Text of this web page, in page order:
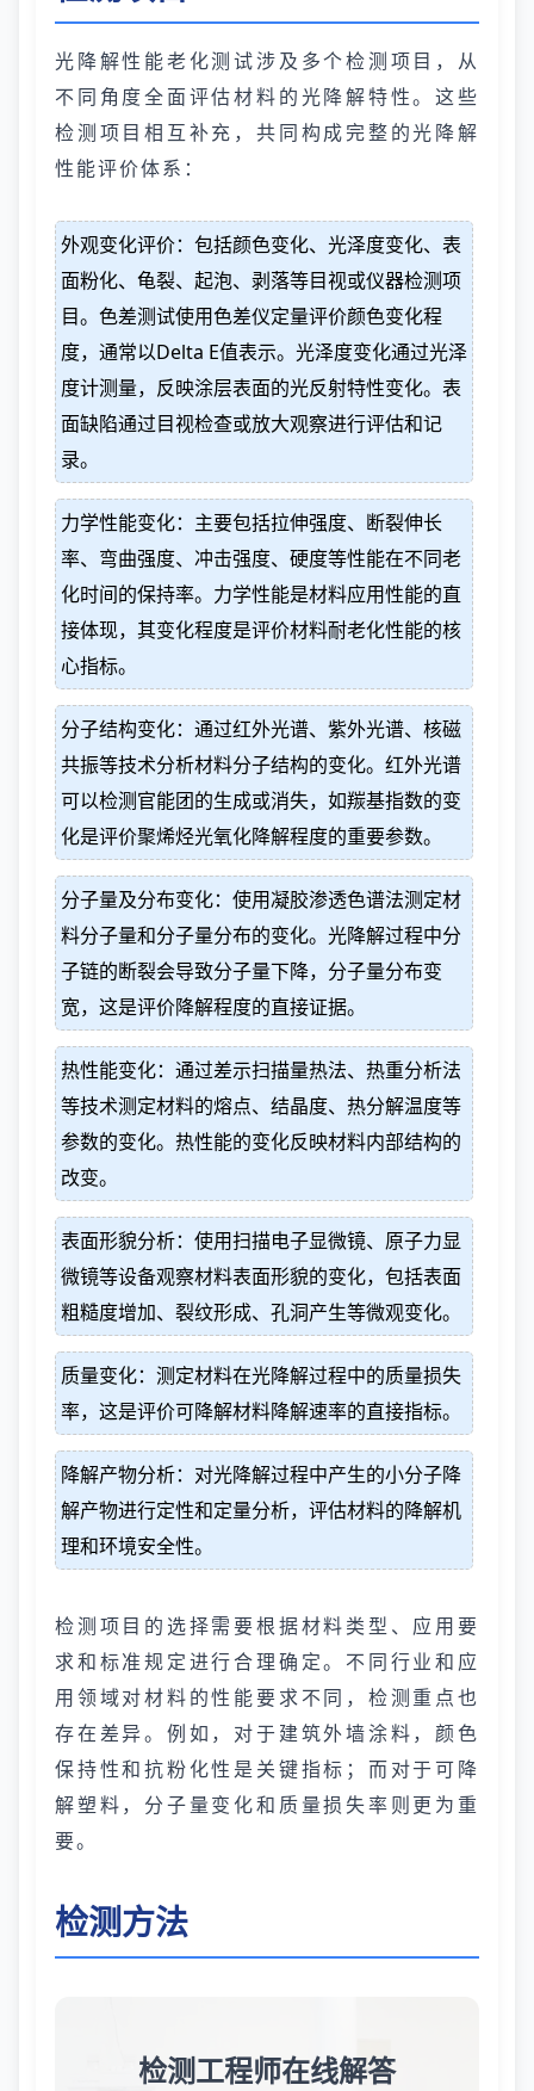
光降解性能老化测试涉及多个检测项目，从
不同角度全面评估材料的光降解特性。这些
检测项目相互补充，共同构成完整的光降解
性能评价体系：
外观变化评价：包括颜色变化、光泽度变化、表
面粉化、龟裂、起泡、剥落等目视或仪器检测项
目。色差测试使用色差仪定量评价颜色变化程
度，通常以Delta E值表示。光泽度变化通过光泽
度计测量，反映涂层表面的光反射特性变化。表
面缺陷通过目视检查或放大观察进行评估和记
录。
力学性能变化：主要包括拉伸强度、断裂伸长
率、弯曲强度、冲击强度、硬度等性能在不同老
化时间的保持率。力学性能是材料应用性能的直
接体现，其变化程度是评价材料耐老化性能的核
心指标。
分子结构变化：通过红外光谱、紫外光谱、核磁
共振等技术分析材料分子结构的变化。红外光谱
可以检测官能团的生成或消失，如羰基指数的变
化是评价聚烯烃光氧化降解程度的重要参数。
分子量及分布变化：使用凝胶渗透色谱法测定材
料分子量和分子量分布的变化。光降解过程中分
子链的断裂会导致分子量下降，分子量分布变
宽，这是评价降解程度的直接证据。
热性能变化：通过差示扫描量热法、热重分析法
等技术测定材料的熔点、结晶度、热分解温度等
参数的变化。热性能的变化反映材料内部结构的
改变。
表面形貌分析：使用扫描电子显微镜、原子力显
微镜等设备观察材料表面形貌的变化，包括表面
粗糙度增加、裂纹形成、孔洞产生等微观变化。
质量变化：测定材料在光降解过程中的质量损失
率，这是评价可降解材料降解速率的直接指标。
降解产物分析：对光降解过程中产生的小分子降
解产物进行定性和定量分析，评估材料的降解机
理和环境安全性。
检测项目的选择需要根据材料类型、应用要
求和标准规定进行合理确定。不同行业和应
用领域对材料的性能要求不同，检测重点也
存在差异。例如，对于建筑外墙涂料，颜色
保持性和抗粉化性是关键指标；而对于可降
解塑料，分子量变化和质量损失率则更为重
要。
检测方法
检测工程师在线解答